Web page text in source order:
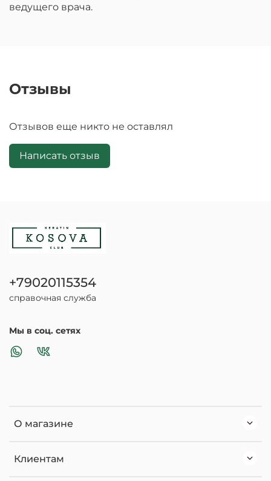
ведущего врача.
Отзывы
Отзывов еще никто не оставлял
Написать отзыв
О магазине
Клиентам
+79020115354
справочная служба
Мы в соц. сетях